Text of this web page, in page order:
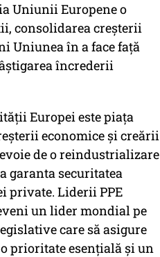
Uniunii Europene o
consolidarea creșterii
Uniunea în a face față
încrederii
Europei este piața
economice și creării
de o reindustrializare
garanta securitatea
private. Liderii PPE
un lider mondial pe
care să asigure
prioritate esențială și un